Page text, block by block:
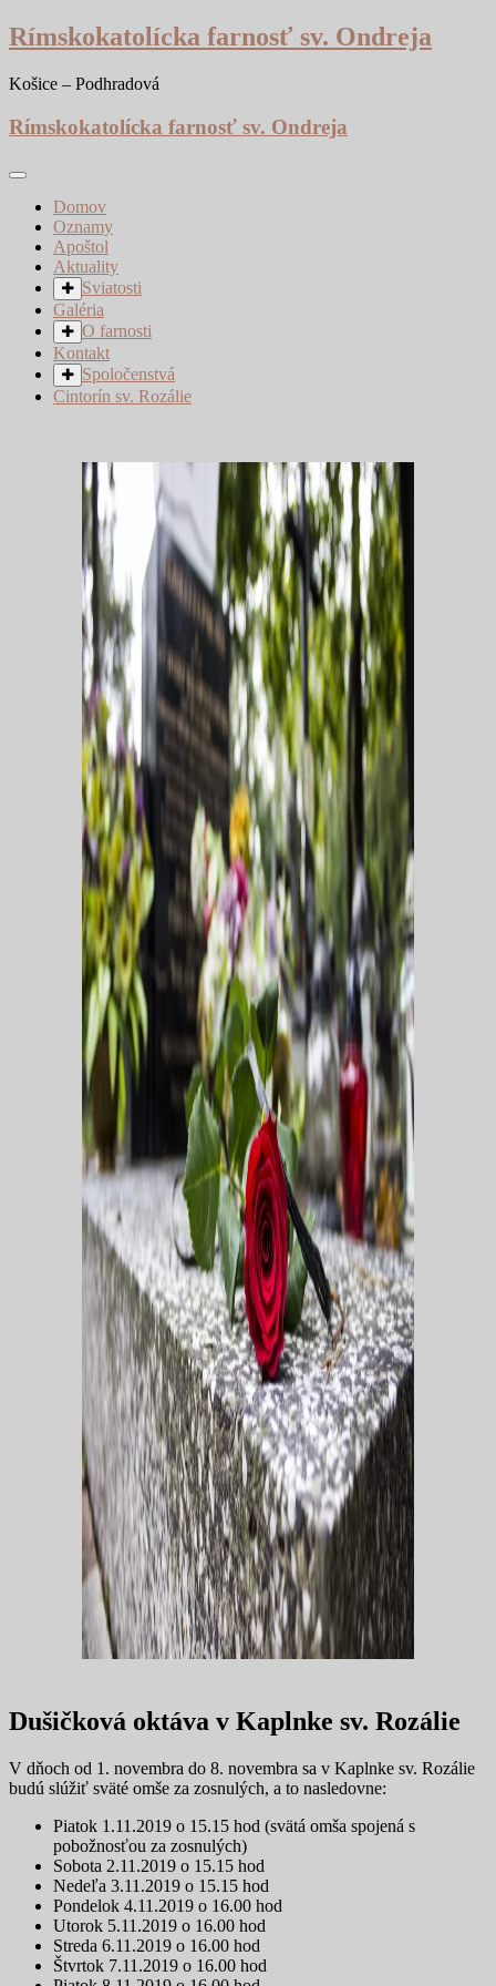
Skip
to
Rímskokatolícka farnosť sv. Ondreja
Košice – Podhradová
Rímskokatolícka farnosť sv. Ondreja
Domov
Oznamy
Apoštol
Aktuality
Sviatosti
Galéria
O farnosti
Kontakt
Spoločenstvá
Cintorín sv. Rozálie
Dušičková oktáva v Kaplnke sv. Rozálie
V dňoch od 1. novembra do 8. novembra sa v Kaplnke sv. Rozálie
budú slúžiť sväté omše za zosnulých, a to nasledovne:
Piatok 1.11.2019 o 15.15 hod (svätá omša spojená s
pobožnosťou za zosnulých)
Sobota 2.11.2019 o 15.15 hod
Nedeľa 3.11.2019 o 15.15 hod
Pondelok 4.11.2019 o 16.00 hod
Utorok 5.11.2019 o 16.00 hod
Streda 6.11.2019 o 16.00 hod
Štvrtok 7.11.2019 o 16.00 hod